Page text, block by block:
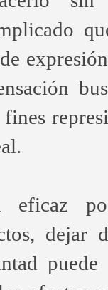
eficaz
dejar
puede